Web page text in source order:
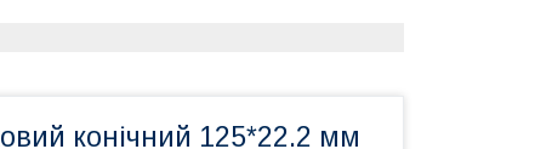
конічний 125*22.2 мм